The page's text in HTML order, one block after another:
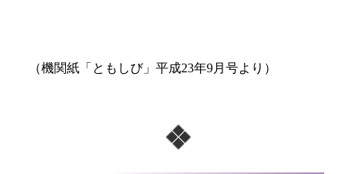
（機関紙「ともしび」平成23年9月号より）